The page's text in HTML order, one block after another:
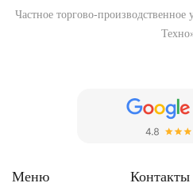
Частное торгово-
Меню Контакты